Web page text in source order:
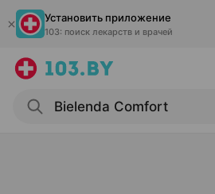
Установить приложение
103: поиск лекарств и врачей